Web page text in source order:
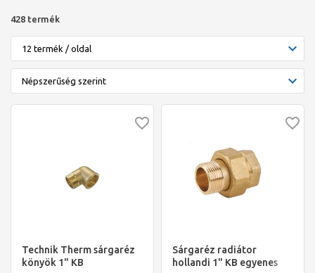
428 termék
Technik Therm sárgaréz
könyök 1" KB
Sárgaréz radiátor
hollandi 1" KB egyenes